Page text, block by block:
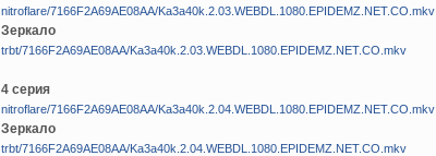
nitroflare/7166F2A69AE08AA/Ka3a40k.2.03.WEBDL.1080.EPIDEMZ.NET.CO.mkv
Зеркало
trbt/7166F2A69AE08AA/Ka3a40k.2.03.WEBDL.1080.EPIDEMZ.NET.CO.mkv
4 серия
nitroflare/7166F2A69AE08AA/Ka3a40k.2.04.WEBDL.1080.EPIDEMZ.NET.CO.mkv
Зеркало
trbt/7166F2A69AE08AA/Ka3a40k.2.04.WEBDL.1080.EPIDEMZ.NET.CO.mkv